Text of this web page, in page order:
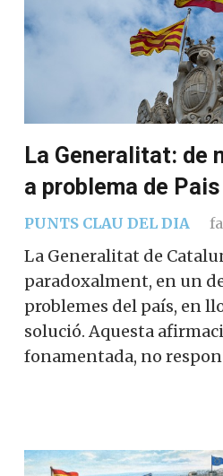
La Generalitat: de
a problema de Pais
PUNTS CLAU DEL DIA
La Generalitat de
paradoxalment, en un
problemes del país, en
solució. Aquesta
fonamentada, no